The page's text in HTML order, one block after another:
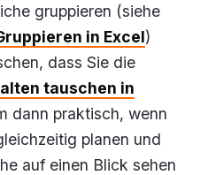
gruppieren (siehe
in Excel)
dass Sie die
tauschen in
dann praktisch, wenn
planen und
auf einen Blick sehen